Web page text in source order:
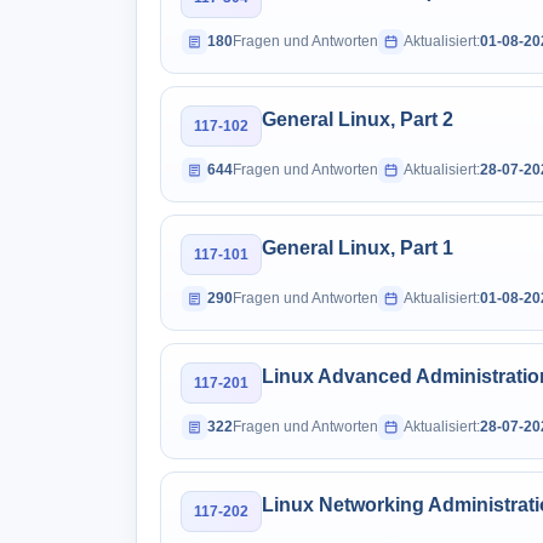
180Fragen und Antworten Aktualisiert:01-08-
117-102 General Linux, Part 2
644Fragen und Antworten Aktualisiert:28-07-
117-101 General Linux, Part 1
290Fragen und Antworten Aktualisiert:01-08-
117-201 Linux Advanced
322Fragen und Antworten Aktualisiert:28-07-
117-202 Linux Networking